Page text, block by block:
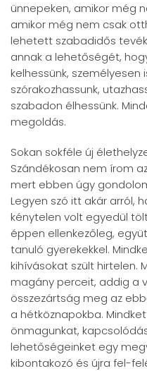
ünnepeken, amikor még
amikor még nem csak
lehetett szabadidős
annak a lehetőségét,
kelhessünk, személyesen
szórakozhassunk,
szabadon élhessünk.
megoldás.
Sokan sokféle új
Szándékosan nem írom
mert ebben úgy
Legyen szó itt akár arról,
kénytelen volt egyedül
éppen ellenkezőleg,
tanuló gyerekekkel.
kihívásokat szült hirtelen.
magány perceit, addig a
összezártság meg az
a hétköznapokba.
önmagunkat,
lehetőségeinket egy
kibontakozó és újra fel-